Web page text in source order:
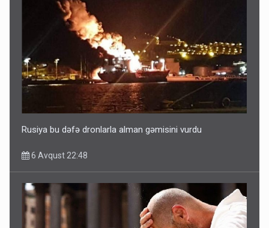
Rusiya bu dəfə dronlarla alman gəmisini vurdu
6 Avqust 22:48